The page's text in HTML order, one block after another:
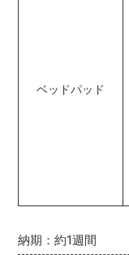
納期：約1週間
ベッドパッド